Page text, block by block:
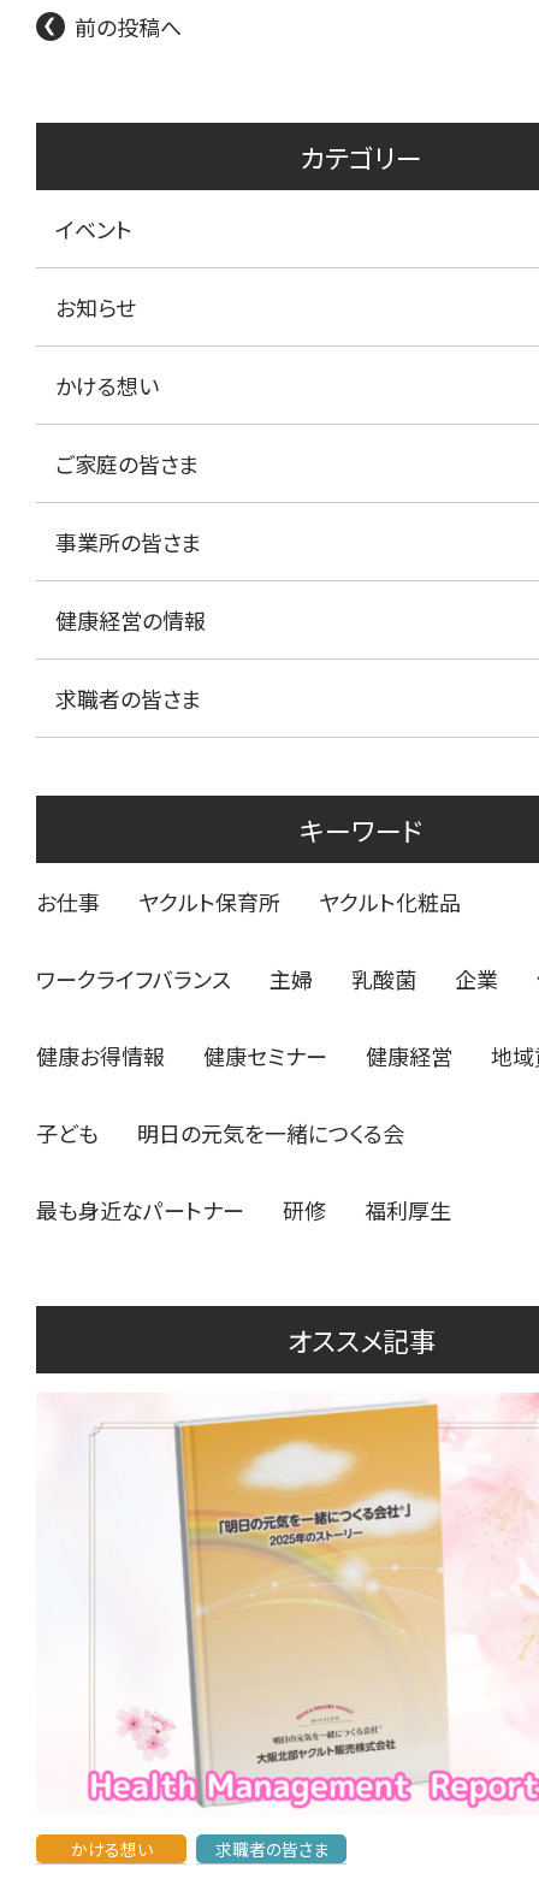
前の投稿へ
カテゴリー
イベント
お知らせ
かける想い
ご家庭の皆さま
事業所の皆さま
健康経営の情報
求職者の皆さま
キーワード
お仕事 ヤクルト保育所 ヤクルト化粧品
ワークライフバランス 主婦 乳酸菌 企業
健康お得情報 健康セミナー 健康経営 地
子ども 明日の元気を一緒につくる会
最も身近なパートナー 研修 福利厚生
オススメ記事
かける想い 求職者の皆さま